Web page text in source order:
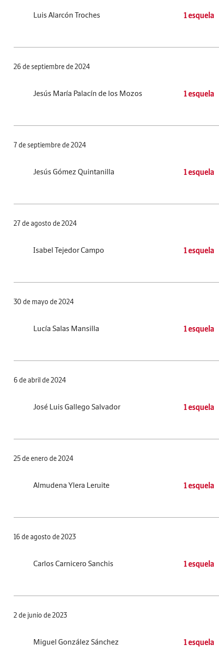
Luis Alarcón Troches 1 esquela
26 de septiembre de 2024
Jesús María Palacín de los Mozos 1 esquela
7 de septiembre de 2024
Jesús Gómez Quintanilla 1 esquela
27 de agosto de 2024
Isabel Tejedor Campo 1 esquela
30 de mayo de 2024
Lucía Salas Mansilla 1 esquela
6 de abril de 2024
José Luis Gallego Salvador 1 esquela
25 de enero de 2024
Almudena Ylera Leruite 1 esquela
16 de agosto de 2023
Carlos Carnicero Sanchis 1 esquela
2 de junio de 2023
Miguel González Sánchez 1 esquela